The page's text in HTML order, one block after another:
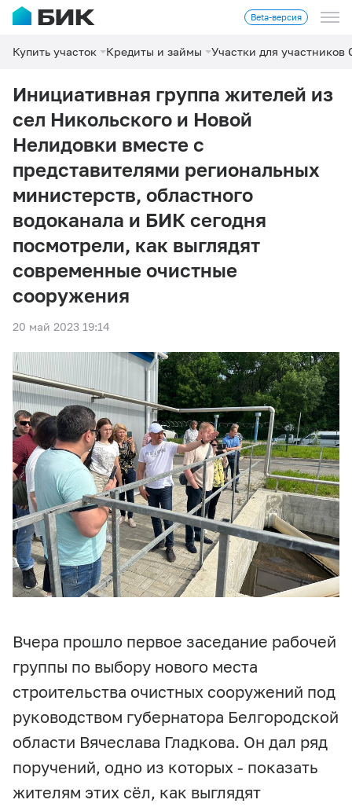
Beta-версия
Купить участок Кредиты и займы Участки для участников
Инициативная группа жителей из
сел Никольского и Новой
Нелидовки вместе с
представителями региональных
министерств, областного
водоканала и БИК сегодня
посмотрели, как выглядят
современные очистные
сооружения
20 май 2023 19:14
Вчера прошло первое заседание рабочей
группы по выбору нового места
строительства очистных сооружений под
руководством губернатора Белгородской
области Вячеслава Гладкова. Он дал ряд
поручений, одно из которых - показать
жителям этих сёл, как выглядят